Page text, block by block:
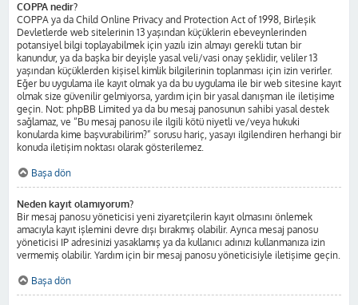
COPPA nedir?
COPPA ya da Child Online Privacy and Protection Act of 1998, Birleşik
Devletlerde web sitelerinin 13 yaşından küçüklerin ebeveynlerinden
potansiyel bilgi toplayabilmek için yazılı izin almayı gerekli tutan bir
kanundur, ya da başka bir deyişle yasal veli/vasi onay şeklidir, veliler 13
yaşından küçüklerden kişisel kimlik bilgilerinin toplanması için izin verirler.
Eğer bu uygulama ile kayıt olmak ya da bu uygulama ile bir web sitesine kayıt
olmak size güvenilir gelmiyorsa, yardım için bir yasal danışman ile iletişime
geçin. Not: phpBB Limited ya da bu mesaj panosunun sahibi yasal destek
sağlamaz, ve “Bu mesaj panosu ile ilgili kötü niyetli ve/veya hukuki
konularda kime başvurabilirim?” sorusu hariç, yasayı ilgilendiren herhangi bir
konuda iletişim noktası olarak gösterilemez.
Başa dön
Neden kayıt olamıyorum?
Bir mesaj panosu yöneticisi yeni ziyaretçilerin kayıt olmasını önlemek
amacıyla kayıt işlemini devre dışı bırakmış olabilir. Ayrıca mesaj panosu
yöneticisi IP adresinizi yasaklamış ya da kullanıcı adınızı kullanmanıza izin
vermemiş olabilir. Yardım için bir mesaj panosu yöneticisiyle iletişime geçin.
Başa dön